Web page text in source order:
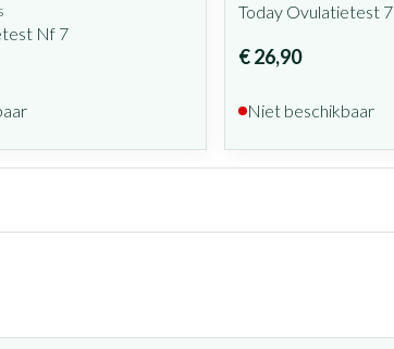
Nf 7
Today Ovulatietest 7
€ 26,90
Niet beschikbaar